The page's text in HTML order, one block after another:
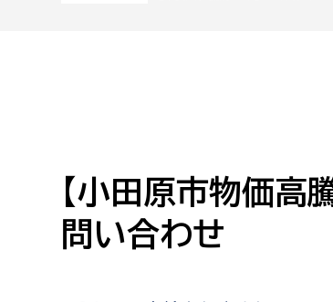
高校生・大学生など
若者
【小田原市物価高
問い合わせ